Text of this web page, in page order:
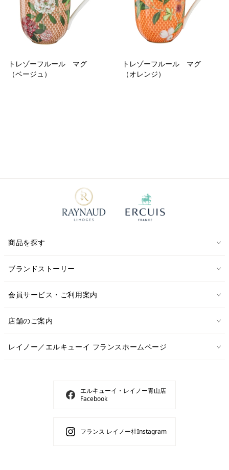
トレゾーフルール マグ
（ベージュ）
トレゾーフルール マグ
（オレンジ）
商品を探す
ブランドストーリー
会員サービス・ご利用案内
店舗のご案内
レイノー／エルキューイ フランスホームページ
エルキューイ・レイノー青山店
Facebook
フランス レイノー社Instagram